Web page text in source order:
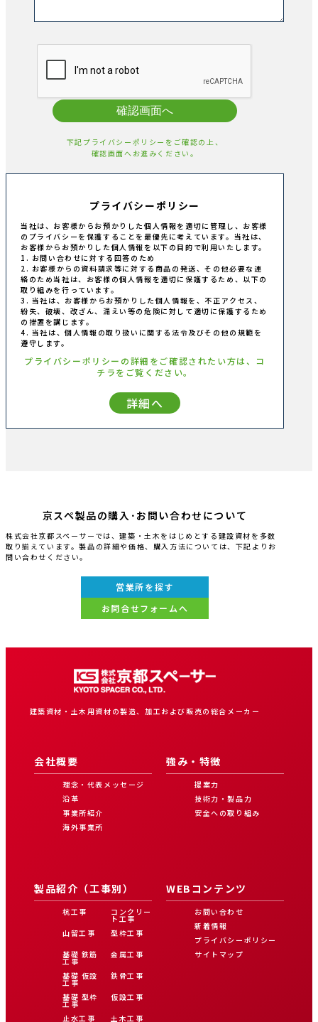
確認画面へ
下記プライバシーポリシーをご確認の上、
確認画面へお進みください。
プライバシーポリシー
当社は、お客様からお預かりした個人情報を適切に管理し、お客様
のプライバシーを保護することを最優先に考えています。当社は、
お客様からお預かりした個人情報を以下の目的で利用いたします。
1. お問い合わせに対する回答のため
2. お客様からの資料請求等に対する商品の発送、その他必要な連
絡のため当社は、お客様の個人情報を適切に保護するため、以下の
取り組みを行っています。
3. 当社は、お客様からお預かりした個人情報を、不正アクセス、
紛失、破壊、改ざん、漏えい等の危険に対して適切に保護するため
の措置を講じます。
4. 当社は、個人情報の取り扱いに関する法令及びその他の規範を
遵守します。
プライバシーポリシーの詳細をご確認されたい方は、コ
チラをご覧ください。
詳細へ
京スペ製品の購入･お問い合わせについて
株式会社京都スペーサーでは、建築・土木をはじめとする建設資材を多数
取り揃えています。製品の詳細や価格、購入方法については、下記よりお
問い合わせください。
営業所を探す
お問合せフォームへ
建築資材・土木用資材の製造、加工および販売の総合メーカー
会社概要
理念・代表メッセージ
沿革
事業所紹介
海外事業所
強み・特徴
提案力
技術力・製品力
安全への取り組み
製品紹介（工事別）
杭工事
山留工事
基礎 鉄筋
工事
基礎 仮設
工事
基礎 型枠
工事
止水工事
コンクリー
ト工事
型枠工事
金属工事
鉄骨工事
仮設工事
土木工事
WEBコンテンツ
お問い合わせ
新着情報
プライバシーポリシー
サイトマップ